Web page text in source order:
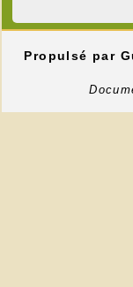
Propulsé par